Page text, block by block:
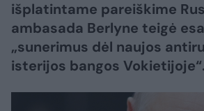
išplatintame pareiškime
ambasada Berlyne teigė
„sunerimus dėl naujos
isterijos bangos Vokietijoje“.